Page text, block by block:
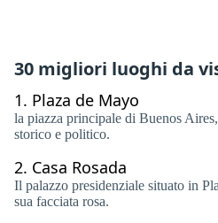
30 migliori luoghi da
1. Plaza de Mayo
la piazza principale di Buenos
storico e politico.
2. Casa Rosada
Il palazzo presidenziale situato in
sua facciata rosa.